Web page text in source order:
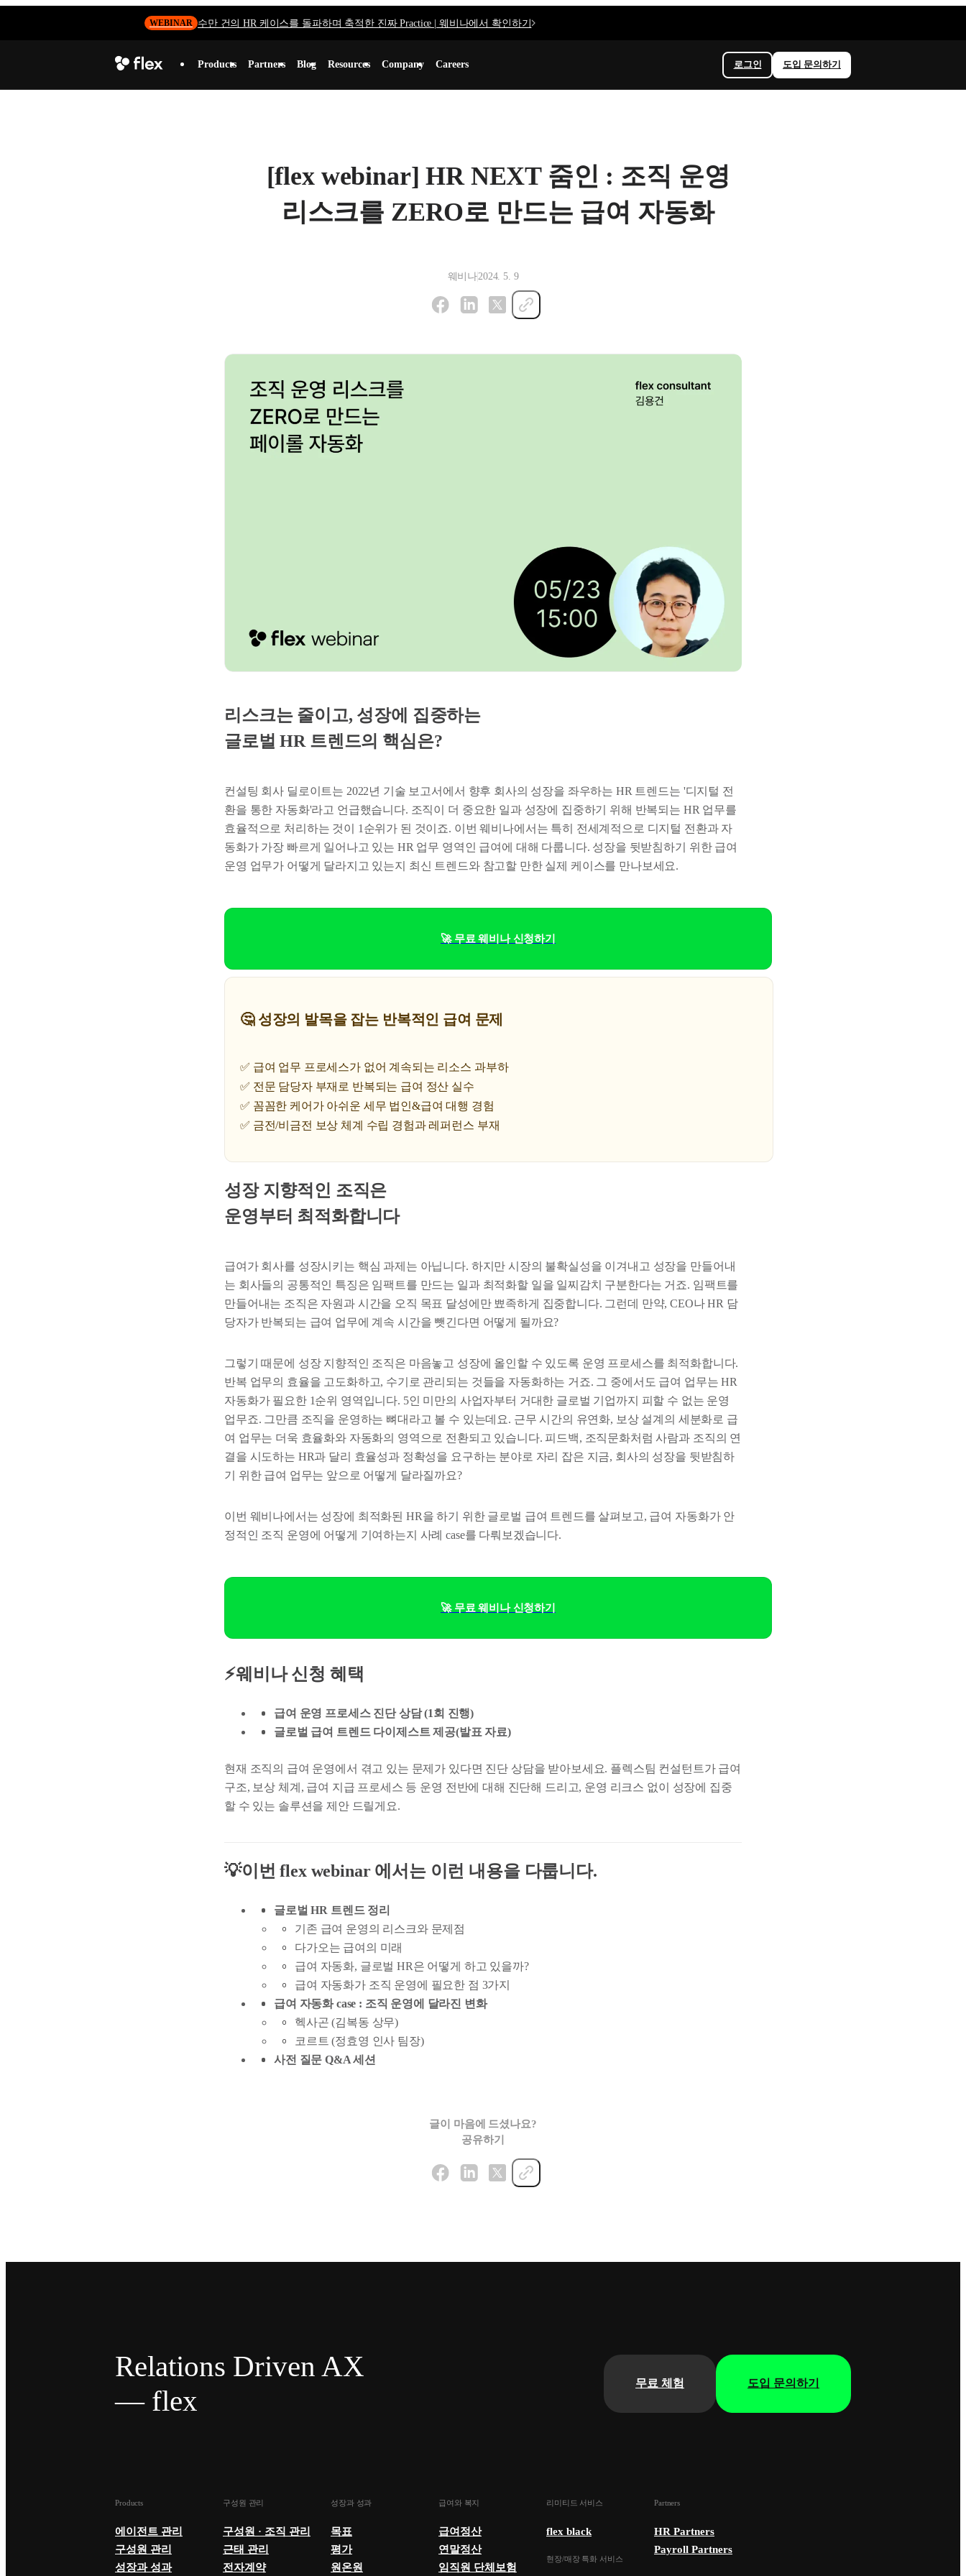
WEBINAR 수만 건의 HR 케이스를 돌파하며 축적한 진짜 Practice | 웨비나에서 확인하기
Products Partners Blog Resources Company Careers 로그인 도입 문의하기
[flex webinar] HR NEXT 줌인 : 조직 운영
리스크를 ZERO로 만드는 급여 자동화
웨비나2024. 5. 9
리스크는 줄이고, 성장에 집중하는
글로벌 HR 트렌드의 핵심은?
컨설팅 회사 딜로이트는 2022년 기술 보고서에서 향후 회사의 성장을 좌우하는 HR 트렌드는 '디지털 전
환을 통한 자동화'라고 언급했습니다. 조직이 더 중요한 일과 성장에 집중하기 위해 반복되는 HR 업무를
효율적으로 처리하는 것이 1순위가 된 것이죠. 이번 웨비나에서는 특히 전세계적으로 디지털 전환과 자
동화가 가장 빠르게 일어나고 있는 HR 업무 영역인 급여에 대해 다룹니다. 성장을 뒷받침하기 위한 급여
운영 업무가 어떻게 달라지고 있는지 최신 트렌드와 참고할 만한 실제 케이스를 만나보세요.
🚀 무료 웨비나 신청하기
🤔 성장의 발목을 잡는 반복적인 급여 문제
✅ 급여 업무 프로세스가 없어 계속되는 리소스 과부하
✅ 전문 담당자 부재로 반복되는 급여 정산 실수
✅ 꼼꼼한 케어가 아쉬운 세무 법인&급여 대행 경험
✅ 금전/비금전 보상 체계 수립 경험과 레퍼런스 부재
성장 지향적인 조직은
운영부터 최적화합니다
급여가 회사를 성장시키는 핵심 과제는 아닙니다. 하지만 시장의 불확실성을 이겨내고 성장을 만들어내
는 회사들의 공통적인 특징은 임팩트를 만드는 일과 최적화할 일을 일찌감치 구분한다는 거죠. 임팩트를
만들어내는 조직은 자원과 시간을 오직 목표 달성에만 뾰족하게 집중합니다. 그런데 만약, CEO나 HR 담
당자가 반복되는 급여 업무에 계속 시간을 뺏긴다면 어떻게 될까요?
그렇기 때문에 성장 지향적인 조직은 마음놓고 성장에 올인할 수 있도록 운영 프로세스를 최적화합니다.
반복 업무의 효율을 고도화하고, 수기로 관리되는 것들을 자동화하는 거죠. 그 중에서도 급여 업무는 HR
자동화가 필요한 1순위 영역입니다. 5인 미만의 사업자부터 거대한 글로벌 기업까지 피할 수 없는 운영
업무죠. 그만큼 조직을 운영하는 뼈대라고 볼 수 있는데요. 근무 시간의 유연화, 보상 설계의 세분화로 급
여 업무는 더욱 효율화와 자동화의 영역으로 전환되고 있습니다. 피드백, 조직문화처럼 사람과 조직의 연
결을 시도하는 HR과 달리 효율성과 정확성을 요구하는 분야로 자리 잡은 지금, 회사의 성장을 뒷받침하
기 위한 급여 업무는 앞으로 어떻게 달라질까요?
이번 웨비나에서는 성장에 최적화된 HR을 하기 위한 글로벌 급여 트렌드를 살펴보고, 급여 자동화가 안
정적인 조직 운영에 어떻게 기여하는지 사례 case를 다뤄보겠습니다.
🚀 무료 웨비나 신청하기
⚡웨비나 신청 혜택
급여 운영 프로세스 진단 상담 (1회 진행)
글로벌 급여 트렌드 다이제스트 제공(발표 자료)
현재 조직의 급여 운영에서 겪고 있는 문제가 있다면 진단 상담을 받아보세요. 플렉스팀 컨설턴트가 급여
구조, 보상 체계, 급여 지급 프로세스 등 운영 전반에 대해 진단해 드리고, 운영 리크스 없이 성장에 집중
할 수 있는 솔루션을 제안 드릴게요.
💡이번 flex webinar 에서는 이런 내용을 다룹니다.
글로벌 HR 트렌드 정리
기존 급여 운영의 리스크와 문제점
다가오는 급여의 미래
급여 자동화, 글로벌 HR은 어떻게 하고 있을까?
급여 자동화가 조직 운영에 필요한 점 3가지
급여 자동화 case : 조직 운영에 달라진 변화
헥사곤 (김복동 상무)
코르트 (정효영 인사 팀장)
사전 질문 Q&A 세션
글이 마음에 드셨나요?
공유하기
Relations Driven AX
— flex
무료 체험 도입 문의하기
Products
에이전트 관리
구성원 관리
성장과 성과
구성원 관리
구성원 · 조직 관리
근태 관리
전자계약
성장과 성과
목표
평가
원온원
급여와 복지
급여정산
연말정산
임직원 단체보험
리미티드 서비스
flex black
현장/매장 특화 서비스
Partners
HR Partners
Payroll Partners